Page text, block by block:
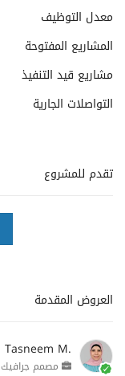
معدل التوظيف
المشاريع المفتوحة
مشاريع قيد التنفيذ
التواصلات الجارية
تقدم للمشروع
العروض المقدمة
Tasneem M.
مصمم جرافيك